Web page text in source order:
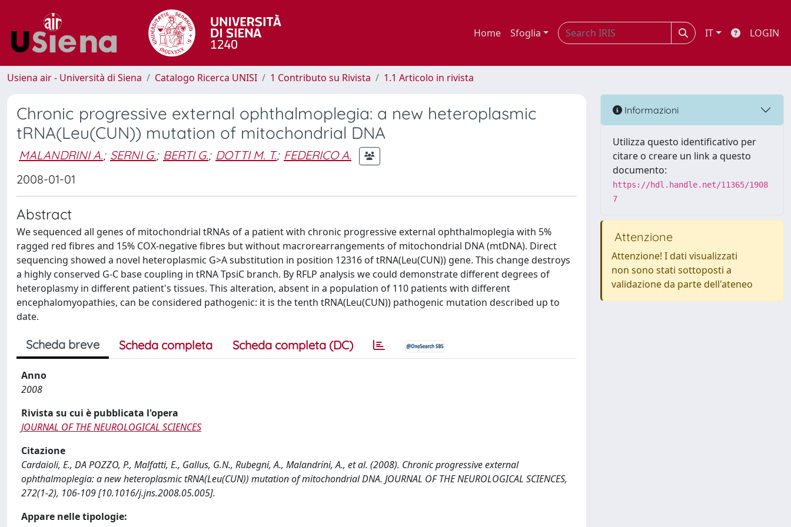
Home Sfoglia IT LOGIN
Usiena air - Università di Siena Catalogo Ricerca UNISI 1 Contributo su Rivista 1.1 Articolo in rivista
Chronic progressive external ophthalmoplegia: a new heteroplasmic
tRNA(Leu(CUN)) mutation of mitochondrial DNA
MALANDRINI A.; SERNI G.; BERTI G.; DOTTI M. T.; FEDERICO A.
2008-01-01
Abstract
We sequenced all genes of mitochondrial tRNAs of a patient with chronic progressive external ophthalmoplegia with 5%
ragged red fibres and 15% COX-negative fibres but without macrorearrangements of mitochondrial DNA (mtDNA). Direct
sequencing showed a novel heteroplasmic G>A substitution in position 12316 of tRNA(Leu(CUN)) gene. This change destroys
a highly conserved G-C base coupling in tRNA TpsiC branch. By RFLP analysis we could demonstrate different degrees of
heteroplasmy in different patient's tissues. This alteration, absent in a population of 110 patients with different
encephalomyopathies, can be considered pathogenic: it is the tenth tRNA(Leu(CUN)) pathogenic mutation described up to
date.
Scheda breve Scheda completa Scheda completa (DC)
Anno
2008
Rivista su cui è pubblicata l'opera
JOURNAL OF THE NEUROLOGICAL SCIENCES
Citazione
Cardaioli, E., DA POZZO, P., Malfatti, E., Gallus, G.N., Rubegni, A., Malandrini, A., et al. (2008). Chronic progressive external
ophthalmoplegia: a new heteroplasmic tRNA(Leu(CUN)) mutation of mitochondrial DNA. JOURNAL OF THE NEUROLOGICAL SCIENCES,
272(1-2), 106-109 [10.1016/j.jns.2008.05.005].
Appare nelle tipologie:
Informazioni
Utilizza questo identificativo per
citare o creare un link a questo
documento:
https://hdl.handle.net/11365/1908
7
Attenzione
Attenzione! I dati visualizzati
non sono stati sottoposti a
validazione da parte dell'ateneo